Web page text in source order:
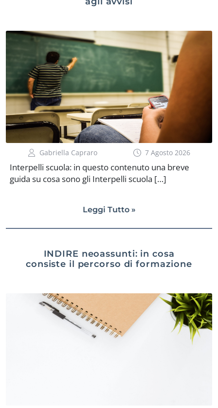
Gabriella Capraro 7 Agosto 2026
Interpelli scuola: in questo contenuto una breve
guida su cosa sono gli Interpelli scuola […]
Leggi Tutto »
INDIRE neoassunti: in cosa
consiste il percorso di formazione